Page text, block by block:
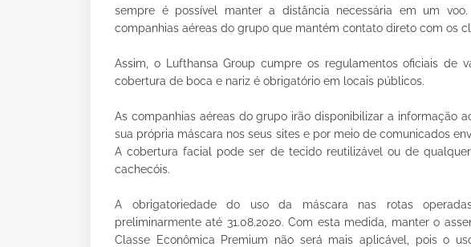
sempre é possível manter a distância necessária em um
companhias aéreas do grupo que mantém contato direto com os
Assim, o Lufthansa Group cumpre os regulamentos oficiais de
cobertura de boca e nariz é obrigatório em locais públicos.
As companhias aéreas do grupo irão disponibilizar a informação
sua própria máscara nos seus sites e por meio de comunicados
A cobertura facial pode ser de tecido reutilizável ou de
cachecóis.
A obrigatoriedade do uso da máscara nas rotas
preliminarmente até 31.08.2020. Com esta medida, manter o
Classe Econômica Premium não será mais aplicável, pois o